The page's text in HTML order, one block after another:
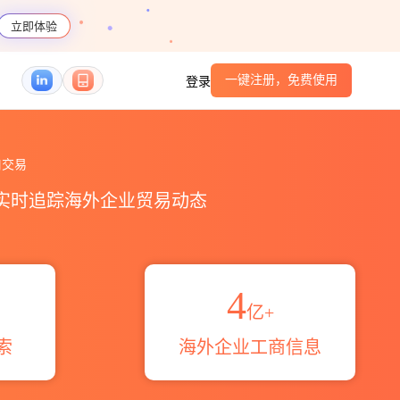
立即体验
登录 一键注册，免费使用
易
时追踪海外企业贸易动态
4亿+
海外企业工商信息